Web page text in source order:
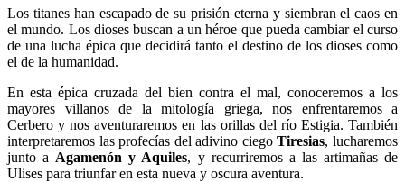
Los titanes han escapado de su prisión eterna y siembran el caos en
el mundo. Los dioses buscan a un héroe que pueda cambiar el curso
de una lucha épica que decidirá tanto el destino de los dioses como
el de la humanidad.
En esta épica cruzada del bien contra el mal, conoceremos a los
mayores villanos de la mitología griega, nos enfrentaremos a
Cerbero y nos aventuraremos en las orillas del río Estigia. También
interpretaremos las profecías del adivino ciegoTiresias, lucharemos
junto a Agamenón y Aquiles, y recurriremos a las artimañas de
Ulises para triunfar en esta nueva y oscura aventura.